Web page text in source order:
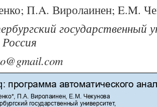
П.A. Виролаинен; E.M.
государственный